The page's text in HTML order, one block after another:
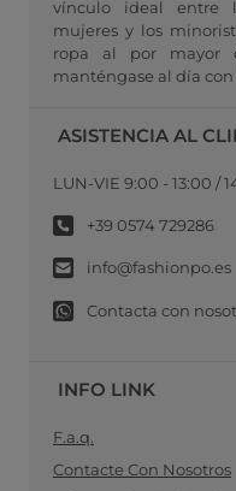
vínculo ideal entre
mujeres y los
ropa al por mayor
manténgase al día
ASISTENCIA AL
LUN-VIE 9:00 - 13:00 /
+39 0574 729286
info@fashionpo.es
Contacta con
INFO LINK
F.a.q.
Contacte Con Nosotros